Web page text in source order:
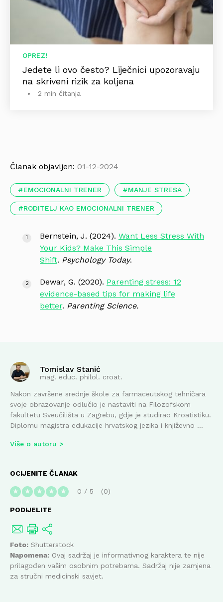
OPREZ!
Jedete li ovo često? Liječnici upozoravaju
na skriveni rizik za koljena
2 min čitanja
Članak objavljen: 01-12-2024
EMOCIONALNI TRENER MANJE STRESA
RODITELJ KAO EMOCIONALNI TRENER
Bernstein, J. (2024). Want Less Stress With
Your Kids? Make This Simple
Shift. Psychology Today.
Dewar, G. (2020). Parenting stress: 12
evidence-based tips for making life
better. Parenting Science.
Tomislav Stanić
mag. educ. philol. croat.
Nakon završene srednje škole za farmaceutskog tehničara
svoje obrazovanje odlučio je nastaviti na Filozofskom
fakultetu Sveučilišta u Zagrebu, gdje je studirao Kroatistiku.
Diplomu magistra edukacije hrvatskog jezika i književno ...
Više o autoru
OCIJENITE ČLANAK
★ ★ ★ ★ ★ 0 / 5 0
PODIJELITE
Foto: Shutterstock
Napomena: Ovaj sadržaj je informativnog karaktera te nije
prilagođen vašim osobnim potrebama. Sadržaj nije zamjena
za stručni medicinski savjet.